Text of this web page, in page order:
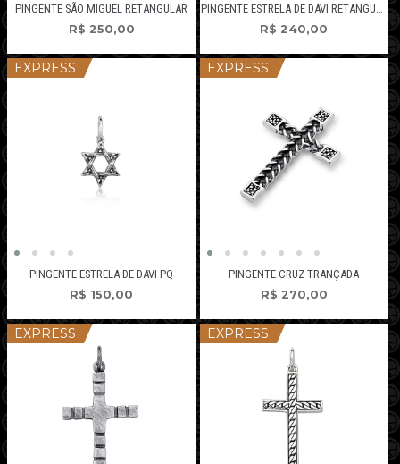
PINGENTE SÃO MIGUEL RETANGULAR
R$ 250,00
R$ 240,00
EXPRESS
PINGENTE ESTRELA DE DAVI PQ
R$ 150,00
EXPRESS
PINGENTE CRUZ TRANÇADA
R$ 270,00
EXPRESS EXPRESS